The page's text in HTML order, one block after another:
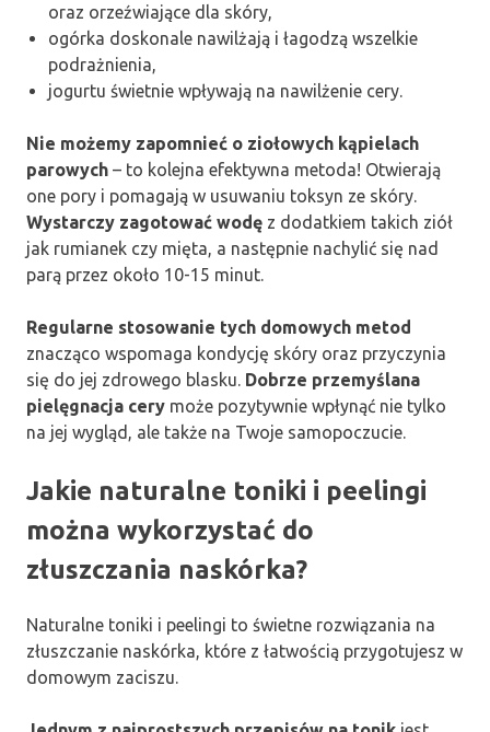
oraz orzeźwiające dla skóry,
ogórka doskonale nawilżają i łagodzą wszelkie
podrażnienia,
jogurtu świetnie wpływają na nawilżenie cery.
Nie możemy zapomnieć o ziołowych kąpielach
parowych – to kolejna efektywna metoda! Otwierają
one pory i pomagają w usuwaniu toksyn ze skóry.
Wystarczy zagotować wodę z dodatkiem takich ziół
jak rumianek czy mięta, a następnie nachylić się nad
parą przez około 10-15 minut.
Regularne stosowanie tych domowych metod
znacząco wspomaga kondycję skóry oraz przyczynia
się do jej zdrowego blasku. Dobrze przemyślana
pielęgnacja cery może pozytywnie wpłynąć nie tylko
na jej wygląd, ale także na Twoje samopoczucie.
Jakie naturalne toniki i peelingi
można wykorzystać do
złuszczania naskórka?
Naturalne toniki i peelingi to świetne rozwiązania na
złuszczanie naskórka, które z łatwością przygotujesz w
domowym zaciszu.